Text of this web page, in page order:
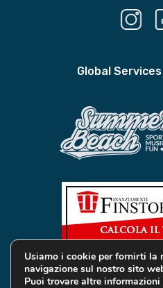
Global
Usiamo i cookie per fornirti la
navigazione sul nostro sito
Puoi trovare altre